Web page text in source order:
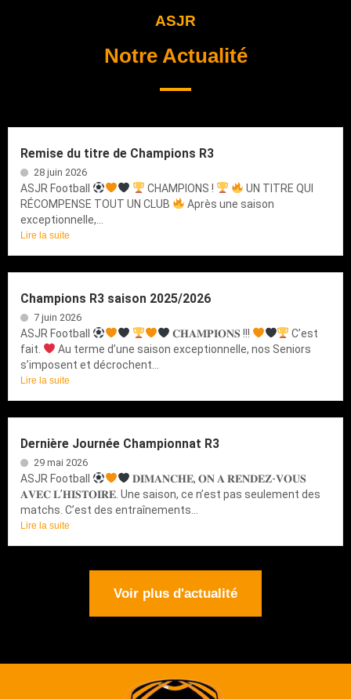
ASJR
Notre Actualité
Remise du titre de Champions R3
28 juin 2026
ASJR Football CHAMPIONS !
UN TITRE QUI
RÉCOMPENSE TOUT UN CLUB
Après une saison
exceptionnelle,...
Lire la suite
Champions R3 saison 2025/2026
7 juin 2026
ASJR Football 𝐂𝐇𝐀𝐌𝐏𝐈𝐎𝐍𝐒 !!!
C’est
fait.
Au terme d’une saison exceptionnelle, nos Seniors
s’imposent et décrochent...
Lire la suite
Dernière Journée Championnat R3
29 mai 2026
ASJR Football
𝐃𝐈𝐌𝐀𝐍𝐂𝐇𝐄, 𝐎𝐍 𝐀 𝐑𝐄𝐍𝐃𝐄𝐙-𝐕𝐎𝐔𝐒
𝐀𝐕𝐄𝐂 𝐋’𝐇𝐈𝐒𝐓𝐎𝐈𝐑𝐄. Une saison, ce n’est pas seulement des
matchs. C’est des entraînements...
Lire la suite
Voir plus d'actualité